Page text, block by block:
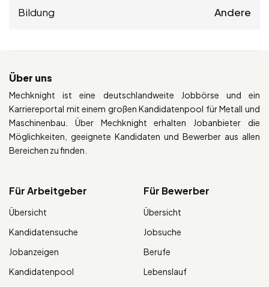
Bildung Andere
Über uns
Mechknight ist eine deutschlandweite Jobbörse und ein
Karriereportal mit einem großen Kandidatenpool für Metall und
Maschinenbau. Über Mechknight erhalten Jobanbieter die
Möglichkeiten, geeignete Kandidaten und Bewerber aus allen
Bereichen zu finden.
Für Arbeitgeber
Übersicht
Kandidatensuche
Jobanzeigen
Kandidatenpool
Für Bewerber
Übersicht
Jobsuche
Berufe
Lebenslauf